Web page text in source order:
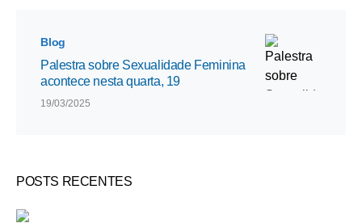
Blog
Palestra sobre Sexualidade Feminina
acontece nesta quarta, 19
19/03/2025
POSTS RECENTES